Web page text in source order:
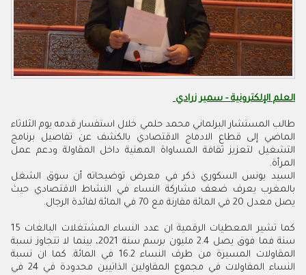
العلم الإلكترونية - سمير زرادي
طالب المستشار البرلماني محمد حلمي خلال استفسار قدمه يوم الثلاثاء
الماضي إلى قطاع الادماج الاقتصادي بالكشف عن تفاصيل برنامج
التشغيل لتعزيز ثقافة المساواة المهنية داخل المقاولة ودعم عمل
المرأة.
السيد يونس السكوري ذكر في معرض توضيحاته أن سوق الشغل
بالمغرب يعرف ضعف مشاركة النساء في النشاط الاقتصادي حيث
يصل معدل 20 في المائة مقارنة مع 70 في المائة لفائدة الرجال.
كما تشير المعطيات الرقمية ان عدد النساء المشتغلات البالغات 15
سنة فما فوق يصل 2.4 مليون برسم سنة 2021، بينما لا تتجاوز نسبة
المقاولات المسيرة من طرف النساء 16.2 في المائة. كما ان نسبة
النساء المقاولات في مجموع المقاولين الذاتيين محدودة في 24 في